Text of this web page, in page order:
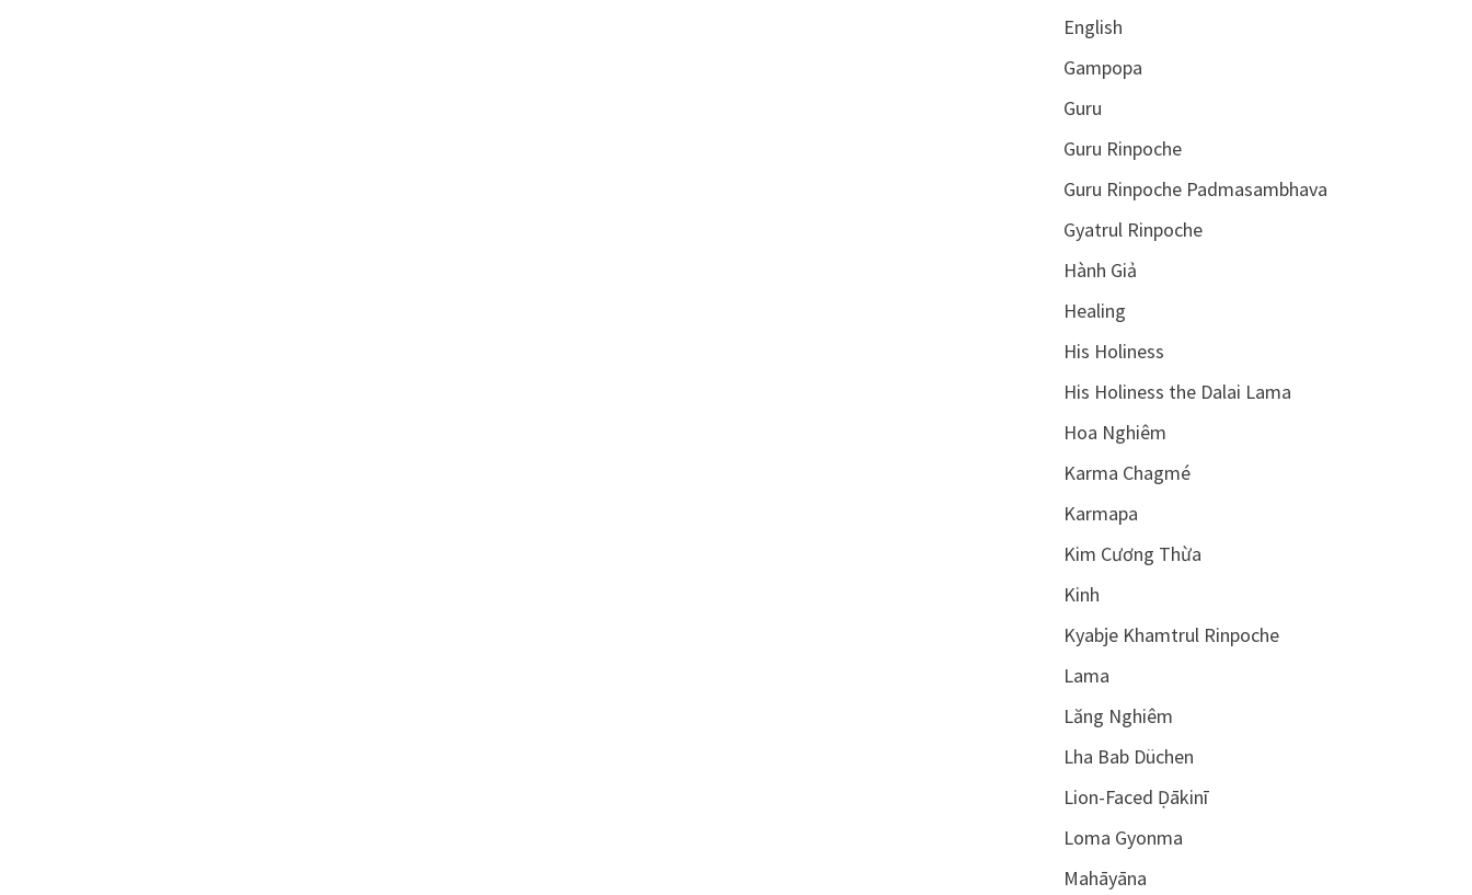
English
Gampopa
Guru
Guru Rinpoche
Guru Rinpoche Padmasambhava
Gyatrul Rinpoche
Hành Giả
Healing
His Holiness
His Holiness the Dalai Lama
Hoa Nghiêm
Karma Chagmé
Karmapa
Kim Cương Thừa
Kinh
Kyabje Khamtrul Rinpoche
Lama
Lăng Nghiêm
Lha Bab Düchen
Lion-Faced Ḍākinī
Loma Gyonma
Mahāyāna